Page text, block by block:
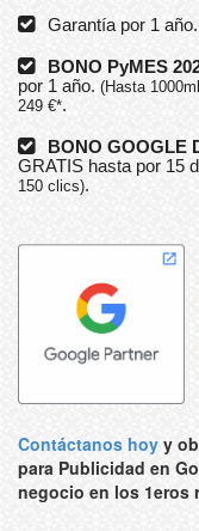
Garantía por 1 año.
BONO PyMES
por 1 año. (Hasta
249 €*.
BONO GOOGLE
GRATIS hasta por 15
150 clics).
Contáctanos hoy y
para Publicidad en
negocio en los 1eros